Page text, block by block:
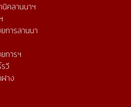
นิคลานนาฯ
การลานนา
การฯ
วี
าง